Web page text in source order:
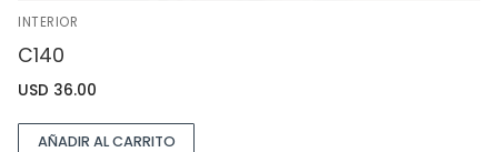
INTERIOR
C140
USD 36.00
AÑADIR AL CARRITO